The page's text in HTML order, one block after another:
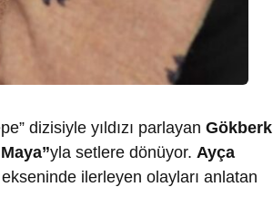
dizisiyle yıldızı parlayan Gökberk
yla setlere dönüyor. Ayça
ilerleyen olayları anlatan